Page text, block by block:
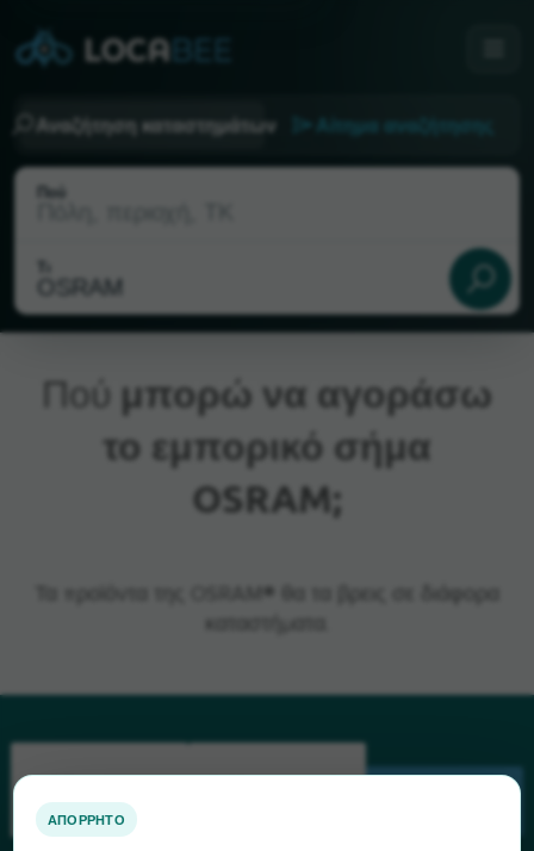
Αναζήτηση καταστημάτων Αίτημα αναζήτησης
Πού
Τρέχουσα τοποθεσία
Πού μπορώ να αγοράσω
το εμπορικό σήμα
OSRAM;
Τα προϊόντα της OSRAM® θα τα βρεις σε διάφορα
ΑΠΌΡΡΗΤΟ